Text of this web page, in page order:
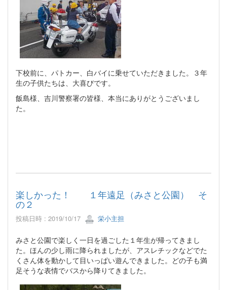
下校前に、パトカー、白バイに乗せていただきました。３年
生の子供たちは、大喜びです。
飯島様、吉川警察署の皆様、本当にありがとうございまし
た。
楽しかった！ １年遠足（みさと公園） そ
の２
投稿日時 : 2019/10/17 栄小主担
みさと公園で楽しく一日を過ごした１年生が帰ってきまし
た。ほんの少し雨に降られましたが、アスレチックなどでた
くさん体を動かして目いっぱい遊んできました。どの子も満
足そうな表情でバスから降りてきました。